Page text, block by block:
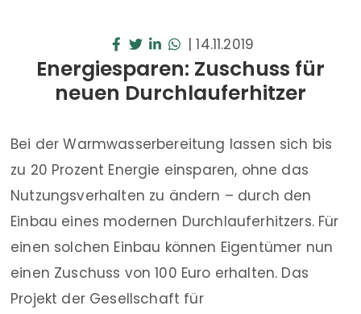
|14.11.2019
Energiesparen: Zuschuss für
neuen Durchlauferhitzer
Bei der Warmwasserbereitung lassen sich bis
zu 20 Prozent Energie einsparen, ohne das
Nutzungsverhalten zu ändern – durch den
Einbau eines modernen Durchlauferhitzers. Für
einen solchen Einbau können Eigentümer nun
einen Zuschuss von 100 Euro erhalten. Das
Projekt der Gesellschaft für